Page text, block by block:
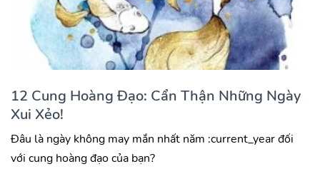
12 Cung Hoàng Đạo: Cẩn Thận Những Ngày
Xui Xẻo!
Đâu là ngày không may mắn nhất năm :current_year đối
với cung hoàng đạo của bạn?